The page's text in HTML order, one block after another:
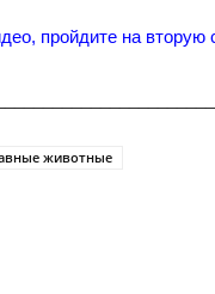
пройдите на вторую
животные